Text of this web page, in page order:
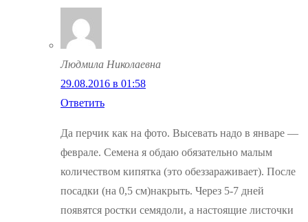
Людмила Николаевна
29.08.2016 в 01:58
Ответить
Да перчик как на фото. Высевать надо в январе —
феврале. Семена я обдаю обязательно малым
количеством кипятка (это обеззараживает). После
посадки (на 0,5 см)накрыть. Через 5-7 дней
появятся ростки семядоли, а настоящие листочки